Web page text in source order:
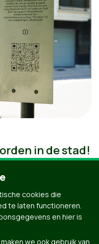
in de stad!
cookies die
te laten functioneren.
en hier is
we ook gebruik van